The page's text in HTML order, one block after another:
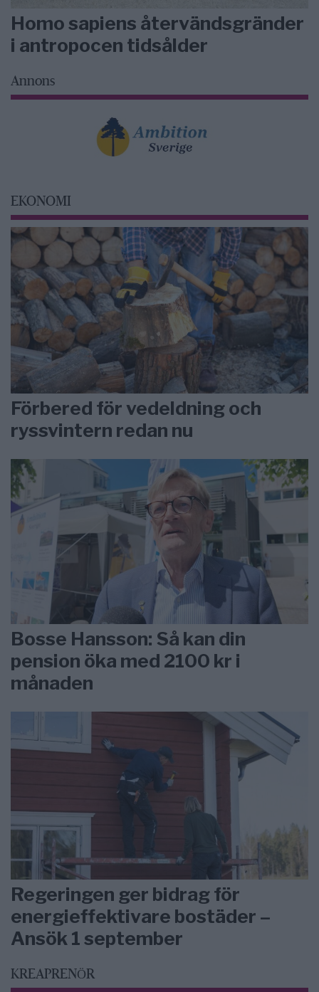
Homo sapiens återvändsgränder
i antropocen tidsålder
Annons
EKONOMI
Förbered för vedeldning och
ryssvintern redan nu
Bosse Hansson: Så kan din
pension öka med 2100 kr i
månaden
Regeringen ger bidrag för
energieffektivare bostäder –
Ansök 1 september
KREAPRENÖR